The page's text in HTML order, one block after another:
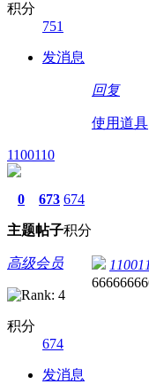
积分
751
发消息
回复
使用道具
1100110
0
主题
673
帖子
674
积分
高级会员
积分
674
发消息